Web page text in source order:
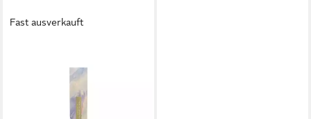
Fast ausverkauft
Cheek Hugging Bronzer